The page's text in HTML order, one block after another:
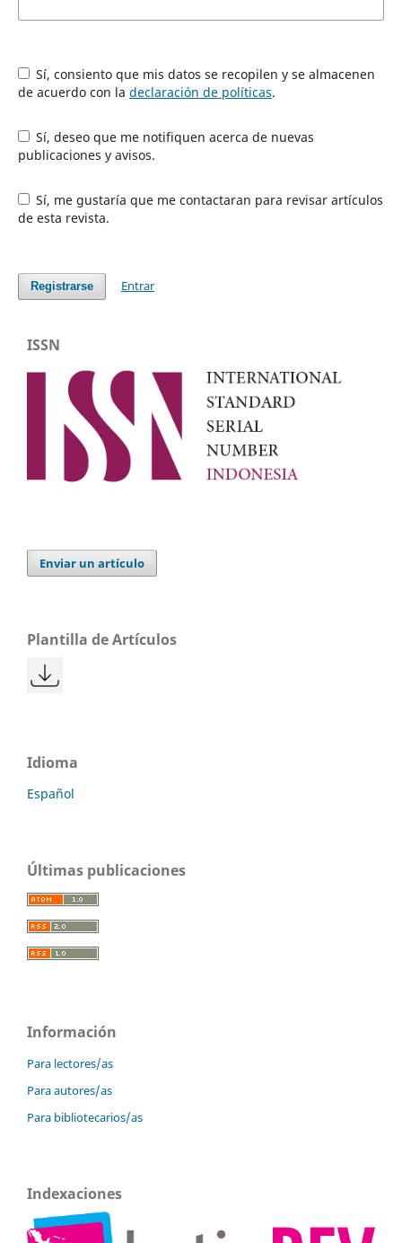
Sí, consiento que mis datos se recopilen y se almacenen
de acuerdo con la declaración de políticas.
Sí, deseo que me notifiquen acerca de nuevas
publicaciones y avisos.
Sí, me gustaría que me contactaran para revisar artículos
de esta revista.
Registrarse Entrar
ISSN
Enviar un artículo
Plantilla de Artículos
Idioma
Español
Últimas publicaciones
Información
Para lectores/as
Para autores/as
Para bibliotecarios/as
Indexaciones